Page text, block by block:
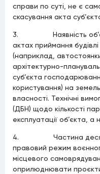
справи по суті, не є
скасування акта
3. Наявність
актах приймання
(наприклад,
архітектурно-
суб’єкта
користування) на
власності. Технічні
(ДБН) щодо кількості
експлуатації об’єкта, а
4. Частина десята
правовий режим
місцевого
оприлюднювати